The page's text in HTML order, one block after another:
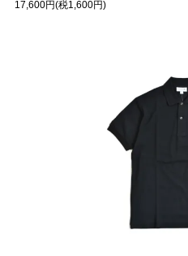
17,600円(税1,600円)